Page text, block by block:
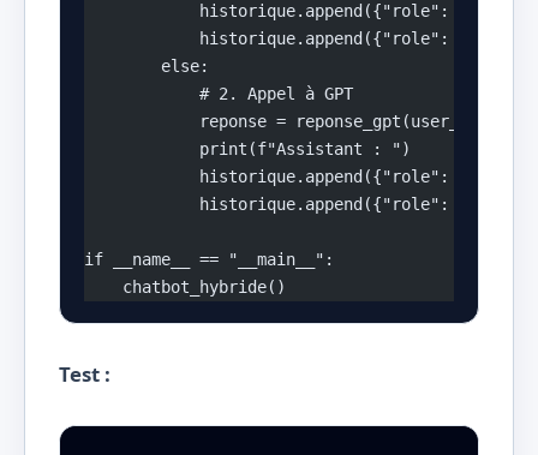
historique.append({"role": "user",
historique.append({"role":
        else:
            # 2. Appel à GPT
reponse = reponse_gpt(user_input,
            print(f"Assistant : ")
historique.append({"role": "user",
historique.append({"role":
if __name__ == "__main__":
    chatbot_hybride()
Test :